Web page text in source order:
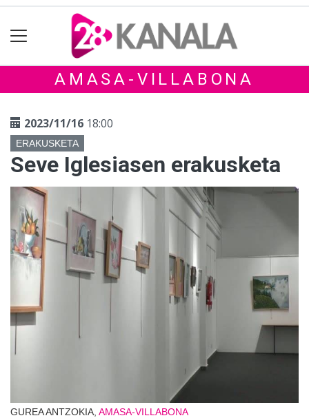
AMASA-VILLABONA
2023/11/16 18:00
ERAKUSKETA
Seve Iglesiasen erakusketa
GUREA ANTZOKIA, AMASA-VILLABONA